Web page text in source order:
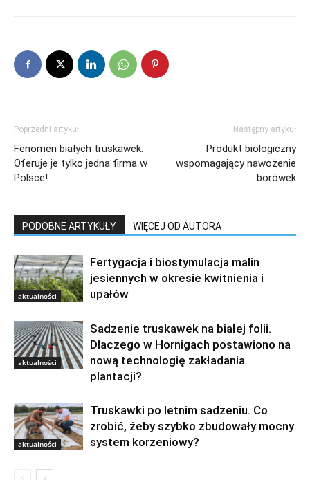
Poprzedni artykuł
Fenomen białych truskawek.
Oferuje je tylko jedna firma w
Polsce!
Następny artykuł
Produkt biologiczny
wspomagający nawożenie
borówek
PODOBNE ARTYKUŁY WIĘCEJ OD AUTORA
aktualności
Fertygacja i biostymulacja malin
jesiennych w okresie kwitnienia i
upałów
aktualności
Sadzenie truskawek na białej folii.
Dlaczego w Hornigach postawiono na
nową technologię zakładania
plantacji?
aktualności
Truskawki po letnim sadzeniu. Co
zrobić, żeby szybko zbudowały mocny
system korzeniowy?